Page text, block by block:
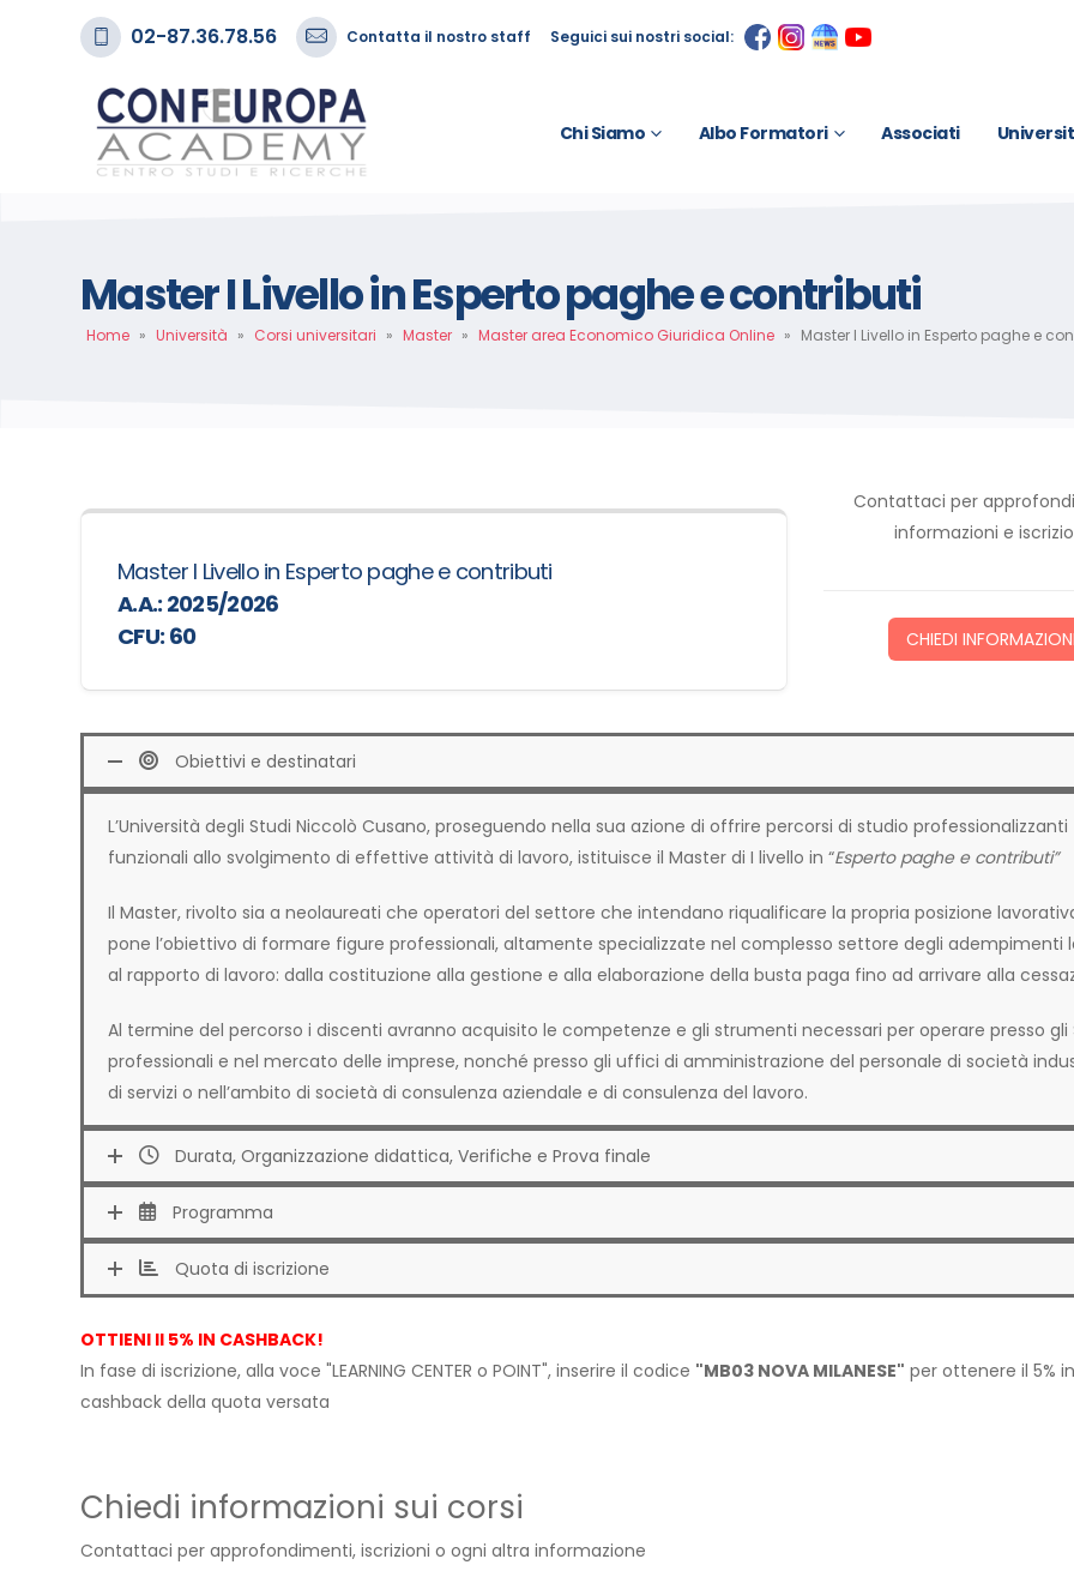
02-87.36.78.56 Contatta il nostro staff Seguici sui nostri social:
Chi Siamo Albo Formatori Associati
Master I Livello in Esperto paghe e contributi
Home » Università » Corsi universitari » Master » Master area Economico Giuridica Online » Master I Livello in Esperto paghe e
Master I Livello in Esperto paghe e contributi
A.A.: 2025/2026
CFU: 60
Contattaci per
informazioni e
CHIEDI
Obiettivi e destinatari
L’Università degli Studi Niccolò Cusano, proseguendo nella sua azione di offrire percorsi di studio professionalizzanti
funzionali allo svolgimento di effettive attività di lavoro, istituisce il Master di I livello in “Esperto paghe e contributi”
Il Master, rivolto sia a neolaureati che operatori del settore che intendano riqualificare la propria posizione
pone l’obiettivo di formare figure professionali, altamente specializzate nel complesso settore degli adempimenti
al rapporto di lavoro: dalla costituzione alla gestione e alla elaborazione della busta paga fino ad arrivare alla
Al termine del percorso i discenti avranno acquisito le competenze e gli strumenti necessari per operare presso gli
professionali e nel mercato delle imprese, nonché presso gli uffici di amministrazione del personale di società
di servizi o nell’ambito di società di consulenza aziendale e di consulenza del lavoro.
Durata, Organizzazione didattica, Verifiche e Prova finale
Programma
Quota di iscrizione
OTTIENI Il 5% IN CASHBACK!
In fase di iscrizione, alla voce "LEARNING CENTER o POINT", inserire il codice "MB03 NOVA MILANESE" per ottenere il 5% in
cashback della quota versata
Chiedi informazioni sui corsi
Contattaci per approfondimenti, iscrizioni o ogni altra informazione